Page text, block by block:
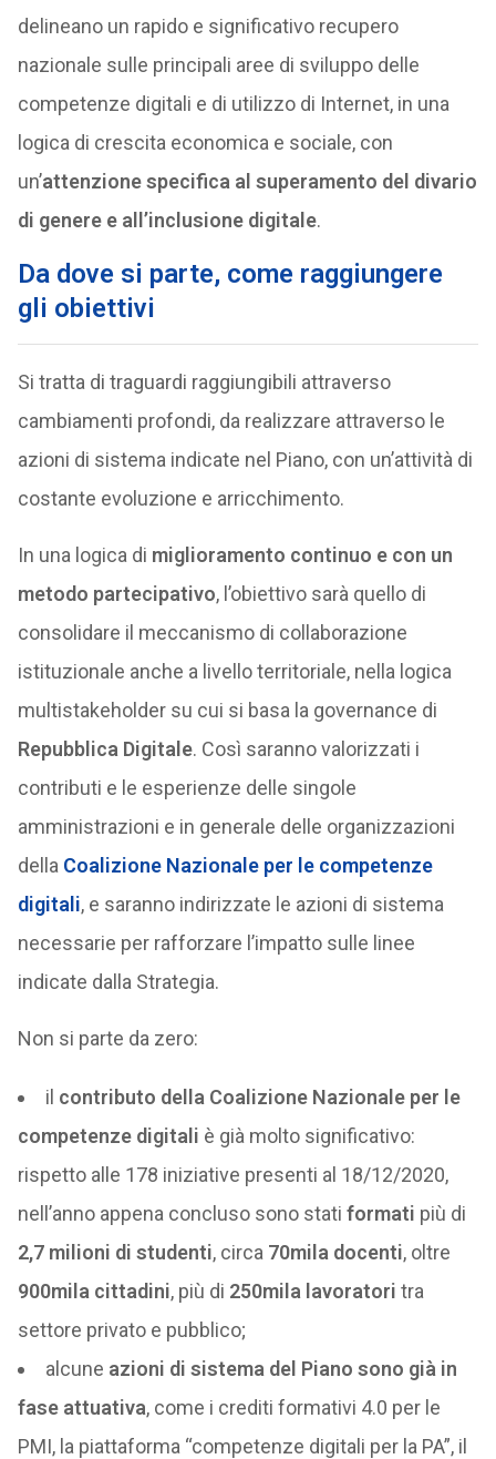
delineano un rapido e significativo recupero
nazionale sulle principali aree di sviluppo delle
competenze digitali e di utilizzo di Internet, in una
logica di crescita economica e sociale, con
un’attenzione specifica al superamento del divario
di genere e all’inclusione digitale.
Da dove si parte, come raggiungere
gli obiettivi
Si tratta di traguardi raggiungibili attraverso
cambiamenti profondi, da realizzare attraverso le
azioni di sistema indicate nel Piano, con un’attività di
costante evoluzione e arricchimento.
In una logica di miglioramento continuo e con un
metodo partecipativo, l’obiettivo sarà quello di
consolidare il meccanismo di collaborazione
istituzionale anche a livello territoriale, nella logica
multistakeholder su cui si basa la governance di
Repubblica Digitale. Così saranno valorizzati i
contributi e le esperienze delle singole
amministrazioni e in generale delle organizzazioni
della Coalizione Nazionale per le competenze
digitali, e saranno indirizzate le azioni di sistema
necessarie per rafforzare l’impatto sulle linee
indicate dalla Strategia.
Non si parte da zero:
il contributo della Coalizione Nazionale per le
competenze digitali è già molto significativo:
rispetto alle 178 iniziative presenti al 18/12/2020,
nell’anno appena concluso sono stati formati più di
2,7 milioni di studenti, circa 70mila docenti, oltre
900mila cittadini, più di 250mila lavoratori tra
settore privato e pubblico;
alcune azioni di sistema del Piano sono già in
fase attuativa, come i crediti formativi 4.0 per le
PMI, la piattaforma “competenze digitali per la PA”, il